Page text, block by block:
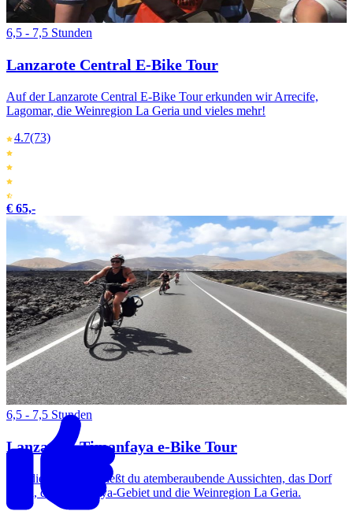
6,5 - 7,5 Stunden
Lanzarote Central E-Bike Tour
Auf der Lanzarote Central E-Bike Tour erkunden wir Arrecife,
Lagomar, die Weinregion La Geria und vieles mehr!
4.7(73)
€ 65,-
6,5 - 7,5 Stunden
Lanzarote Timanfaya e-Bike Tour
Auf dieser Tour genießt du atemberaubende Aussichten, das Dorf
Yaiza, das Timanfaya-Gebiet und die Weinregion La Geria.